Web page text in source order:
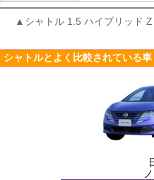
▲シャトル 1.5 ハイブリッド
シャトルとよく比較されている車